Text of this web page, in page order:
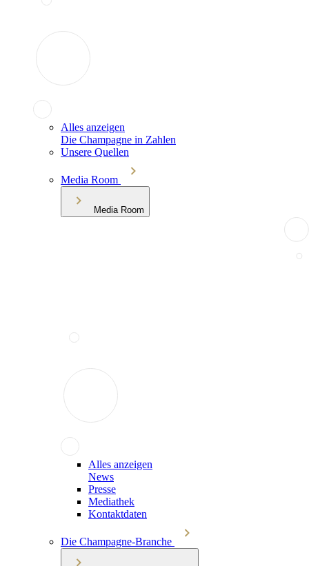
Alles anzeigen
Die Champagne in Zahlen
Unsere Quellen
Media Room
Media Room
Alles anzeigen
News
Presse
Mediathek
Kontaktdaten
Die Champagne-Branche